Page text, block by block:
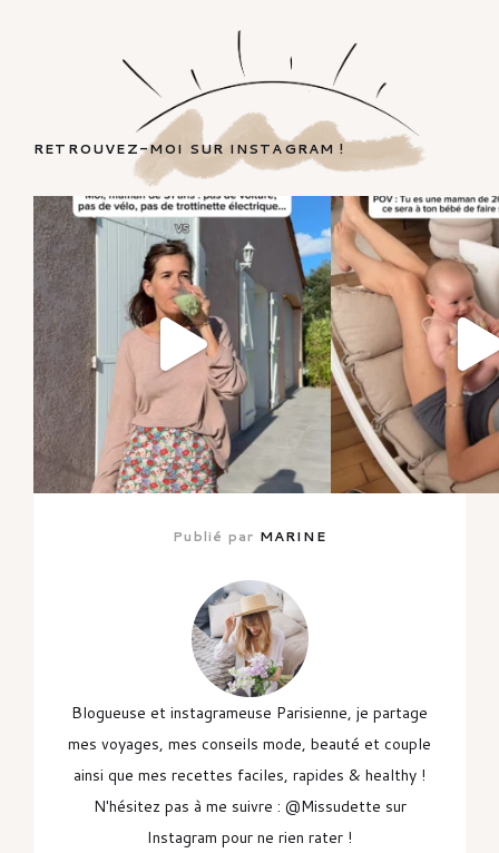
RETROUVEZ-MOI SUR INSTAGRAM !
Publié par MARINE
Blogueuse et instagrameuse Parisienne, je partage
mes voyages, mes conseils mode, beauté et couple
ainsi que mes recettes faciles, rapides & healthy !
N'hésitez pas à me suivre : @Missudette sur
Instagram pour ne rien rater !